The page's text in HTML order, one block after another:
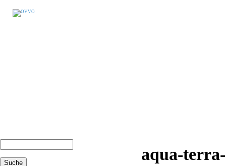
Suchformular aqua-